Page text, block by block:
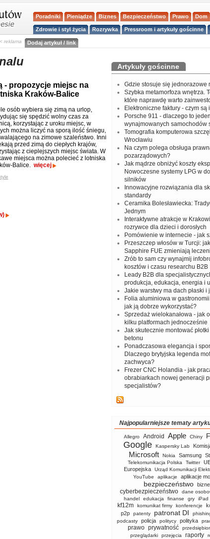
Poradniki Pieniądze Biznes Bezpieczeństwo Prawo Dom
Zdrowie i styl życia Rozrywka Pressroom i artykuły gościnne
< reklama Dodaj artykuł / link
- propozycje miejsc na
Kraków-Balice
osób wybiera się zimą na urlop,
się spędzić wolny czas za
korzystając z uroku miejsc, w
można liczyć na sporą ilość śniegu,
na zimowe szaleństwo. Inni
przed zimą do ciepłych krajów,
z cieplejszych miejsc świata. W
miejsca można polecieć z lotniska
Balice. więcej
Artykuły gościnne
Gdzie stosuje się jednorazowe
Szybka metamorfoza wnętrza.
które naprawdę warto
Elektroniczne faktury - czym są
Porsche 911 - dlaczego to
wynajmowanych samochodów
Tomografia komputerowa
Wrocławiu
Na czym polega obsługa
pozarządowych?
Jak mądrze obniżyć koszty
Nowoczesne systemy LPG w
silników
Innowacyjne rozwiązania dla
standardy
Ceramika Bolesławiecka:
Jednym
Interaktywne atrakcje w
rozrywce dla dzieci i dorosłych
Pomówienie w internecie - jak
Przeszczep włosów w Turcji:
Sapphire FUE zmieniają
Zrób to sam czy wynajmij
kosztów i czasu researchu B2B
Leady B2B dla
produkcja, edukacja, energia i
Jakie warstwy ma dach płaski i
Folia aluminiowa w
jak ją dobrze wykorzystać?
Sprzedaż wielokanałowa - jak
kilku platformach jednocześnie
Jak skutecznie montować
betonu
Ponadczasowa elegancja i
Dlaczego brytyjska legenda
zachwyca?
Frezer CNC Holandia - jak
obrabiarkach nowej generacji
specjalistów?
Najpopularniejsze tematy
Allegro Android Apple Chiny
Google Kaspersky Lab
Microsoft Nokia Samsung
Telekomunikacja Polska Twitter
Europejska
Urząd Komunikacji
YouTube aplikacje aplikacje
bezpieczeństwo
cyberbezpieczeństwo dane
handel
edukacja finanse gry iPad
kf12m komunikat firmy konferencje
p2p patenty patronat DI
podcasty policja politycy polityka
prawo prywatność
przeglądarki
przejęcia raporty